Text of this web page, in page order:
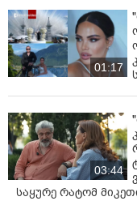
01:17
03:44
საყურე რატომ